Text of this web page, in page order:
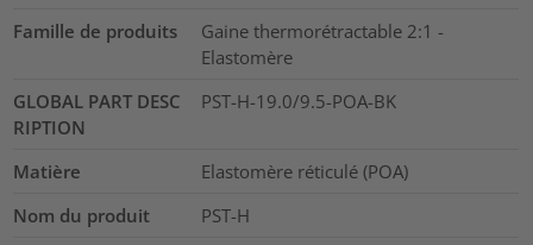
Famille de produits
Gaine thermorétractable 2:1 -
Elastomère
GLOBAL PART DESC
RIPTION
PST-H-19.0/9.5-POA-BK
Matière
Elastomère réticulé (POA)
Nom du produit
PST-H